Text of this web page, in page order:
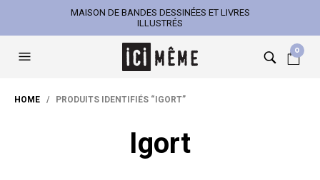
MAISON DE BANDES DESSINÉES ET LIVRES
ILLUSTRÉS
0
HOME / PRODUITS IDENTIFIÉS “IGORT”
Igort